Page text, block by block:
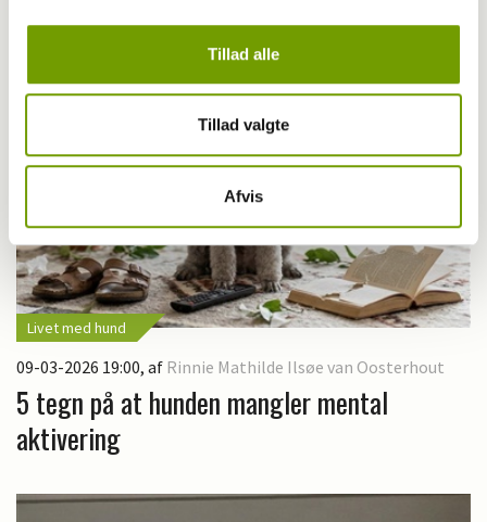
Tillad alle
Tillad valgte
Afvis
Livet med hund
09-03-2026 19:00, af Rinnie Mathilde Ilsøe van Oosterhout
5 tegn på at hunden mangler mental
aktivering